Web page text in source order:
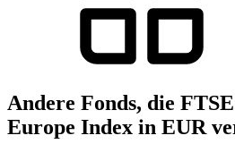
Andere Fonds, die
Europe Index in EUR